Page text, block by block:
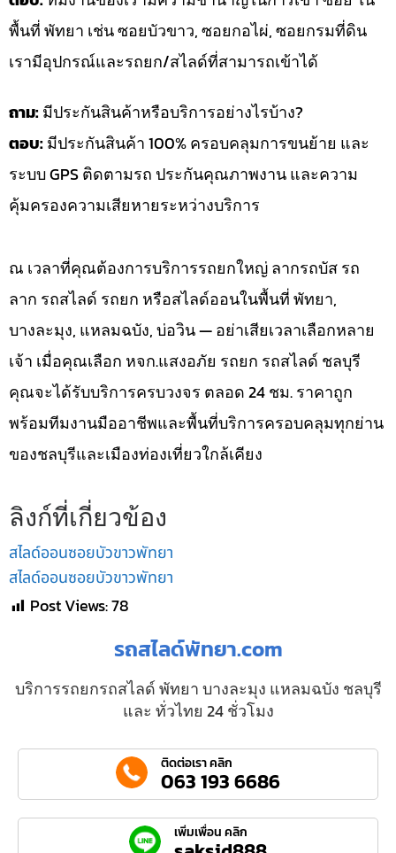
พื้นที่ พัทยา เช่น ซอยบัวขาว, ซอยกอไผ่, ซอยกรมที่ดิน
เรามีอุปกรณ์และรถยก/สไลด์ที่สามารถเข้าได้
ถาม:มีประกันสินค้าหรือบริการอย่างไรบ้าง?
ตอบ:มีประกันสินค้า 100% ครอบคลุมการขนย้าย และ
ระบบ GPS ติดตามรถ ประกันคุณภาพงาน และความ
คุ้มครองความเสียหายระหว่างบริการ
ณ เวลาที่คุณต้องการบริการรถยกใหญ่ ลากรถบัส รถ
ลาก รถสไลด์ รถยก หรือสไลด์ออนในพื้นที่ พัทยา,
บางละมุง, แหลมฉบัง, บ่อวิน — อย่าเสียเวลาเลือกหลาย
เจ้า เมื่อคุณเลือก หจก.แสงอภัย รถยก รถสไลด์ ชลบุรี
คุณจะได้รับบริการครบวงจร ตลอด 24 ชม. ราคาถูก
พร้อมทีมงานมืออาชีพและพื้นที่บริการครอบคลุมทุกย่าน
ของชลบุรีและเมืองท่องเที่ยวใกล้เคียง
ลิงก์ที่เกี่ยวข้อง
สไลด์ออนซอยบัวขาวพัทยา
สไลด์ออนซอยบัวขาวพัทยา
Post Views:78
รถสไลด์พัทยา.com
บริการรถยกรถสไลด์ พัทยา บางละมุง แหลมฉบัง ชลบุรี
และ ทั่วไทย 24 ชั่วโมง
ติดต่อเรา คลิก
063 193 6686
เพิ่มเพื่อน คลิก